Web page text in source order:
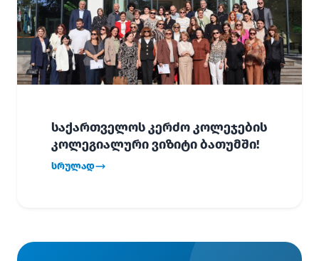
საქართველოს კერძო კოლეჯების
კოლეგიალური ვიზიტი ბათუმში!
სრულად